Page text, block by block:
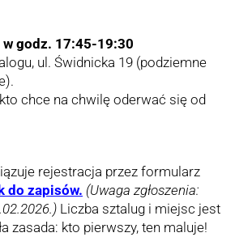
godz. 17:45-19:30
ul. Świdnicka 19 (podziemne
chce na chwilę oderwać się od
rejestracja przez formularz
do zapisów. (Uwaga zgłoszenia:
Liczba sztalug i miejsc jest
zasada: kto pierwszy, ten maluje!